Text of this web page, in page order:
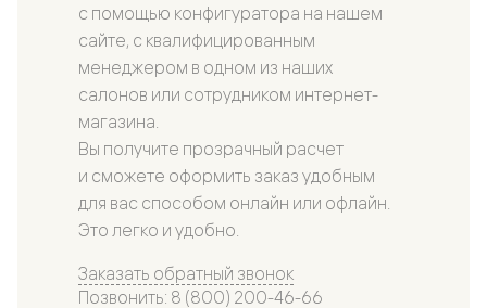
с помощью конфигуратора на нашем
сайте, с квалифицированным
менеджером в одном из наших
салонов или сотрудником интернет-
магазина.
Вы получите прозрачный расчет
и сможете оформить заказ удобным
для вас способом онлайн или офлайн.
Это легко и удобно.
Заказать обратный звонок
Позвонить: 8 (800) 200-46-66